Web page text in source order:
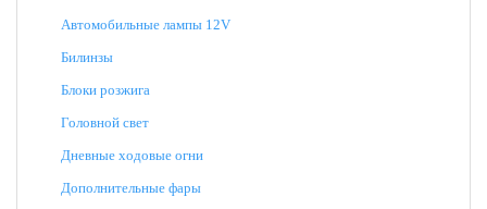
Автомобильные лампы 12V
Билинзы
Блоки розжига
Головной свет
Дневные ходовые огни
Дополнительные фары